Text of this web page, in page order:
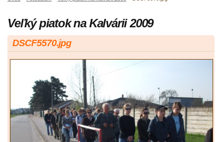
Veľký piatok na Kalvárii 2009
DSCF5570.jpg